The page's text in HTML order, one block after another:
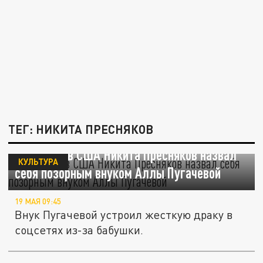
ТЕГ: НИКИТА ПРЕСНЯКОВ
Уехавший в США Никита Пресняков назвал
себя позорным внуком Аллы Пугачевой
КУЛЬТУРА
19 МАЯ 09:45
Внук Пугачевой устроил жесткую драку в
соцсетях из-за бабушки.